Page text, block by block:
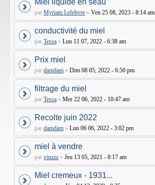
Miel liquide en seau
par Myriam Lefebvre » Ven 25 08, 2023 - 8:14 am
conductivité du miel
par Tessa » Lun 11 07, 2022 - 6:38 am
Prix miel
par damdam » Dim 08 05, 2022 - 6:50 pm
filtrage du miel
par Tessa » Mer 22 06, 2022 - 10:47 am
Recolte juin 2022
par damdam » Lun 06 06, 2022 - 3:02 pm
miel à vendre
par vinzzz » Jeu 13 05, 2021 - 8:17 am
Miel cremeux - 1931...